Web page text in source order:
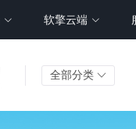
软擎云端
全部分类